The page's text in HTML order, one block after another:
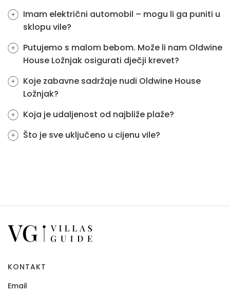
Imam električni automobil – mogu li ga puniti u
sklopu vile?
Putujemo s malom bebom. Može li nam Oldwine
House Ložnjak osigurati dječji krevet?
Koje zabavne sadržaje nudi Oldwine House
Ložnjak?
Koja je udaljenost od najbliže plaže?
Što je sve uključeno u cijenu vile?
KONTAKT
Email